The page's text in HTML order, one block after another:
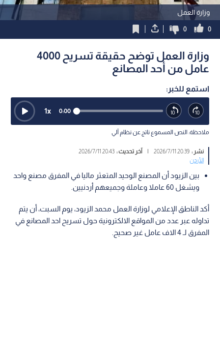
وزارة العمل
0
0
وزارة العمل توضح حقيقة تسريح 4000
عامل من أحد المصانع
استمع للخبر:
0:00
1x
ملاحظة: النص المسموع ناتج عن نظام آلي
نشر :20:39 2026/7/11
| آخر تحديث :20:43 2026/7/11
الأردن
بين الزيود أن المصنع الوحيد المتعثر ماليا في المفرق مصنع واحد
ويشغل 60 عاملا وعاملة وجميعهم أردنيين.
أكد الناطق الإعلامي لوزارة العمل محمد الزيود، يوم السبت، أن يتم
تداوله عبر عدد من المواقع الالكترونية حول تسريح احد المصانع في
المفرق لـ 4 الاف عامل غير صحيح.